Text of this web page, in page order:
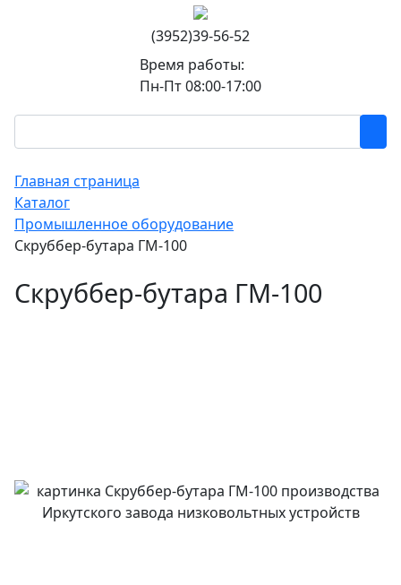
(3952)39-56-52
Время работы:
Пн-Пт 08:00-17:00
Главная страница
Каталог
Промышленное оборудование
Скруббер-бутара ГМ-100
Скруббер-бутара ГМ-100